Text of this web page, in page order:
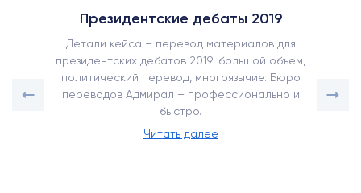
Президентские дебаты 2019
Детали кейса – перевод материалов для
президентских дебатов 2019: большой объем,
политический перевод, многоязычие. Бюро
переводов Адмирал – профессионально и
быстро.
Читать далее